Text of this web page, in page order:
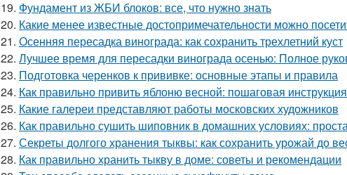
19. Фундамент из ЖБИ блоков: все, что нужно знать
20. Какие менее известные достопримечательности можно
21. Осенняя пересадка винограда: как сохранить трехлетний куст
22. Лучшее время для пересадки винограда осенью: Полное
23. Подготовка черенков к прививке: основные этапы и правила
24. Как правильно привить яблоню весной: пошаговая инструкция
25. Какие галереи представляют работы московских художников
26. Как правильно сушить шиповник в домашних условиях:
27. Секреты долгого хранения тыквы: как сохранить урожай до
28. Как правильно хранить тыкву в доме: советы и рекомендации